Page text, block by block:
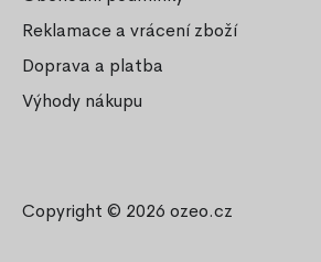
Reklamace a vrácení zboží
Doprava a platba
Výhody nákupu
Copyright © 2026 ozeo.cz